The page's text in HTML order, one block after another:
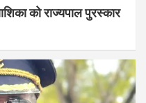
को राज्यपाल पुरस्कार